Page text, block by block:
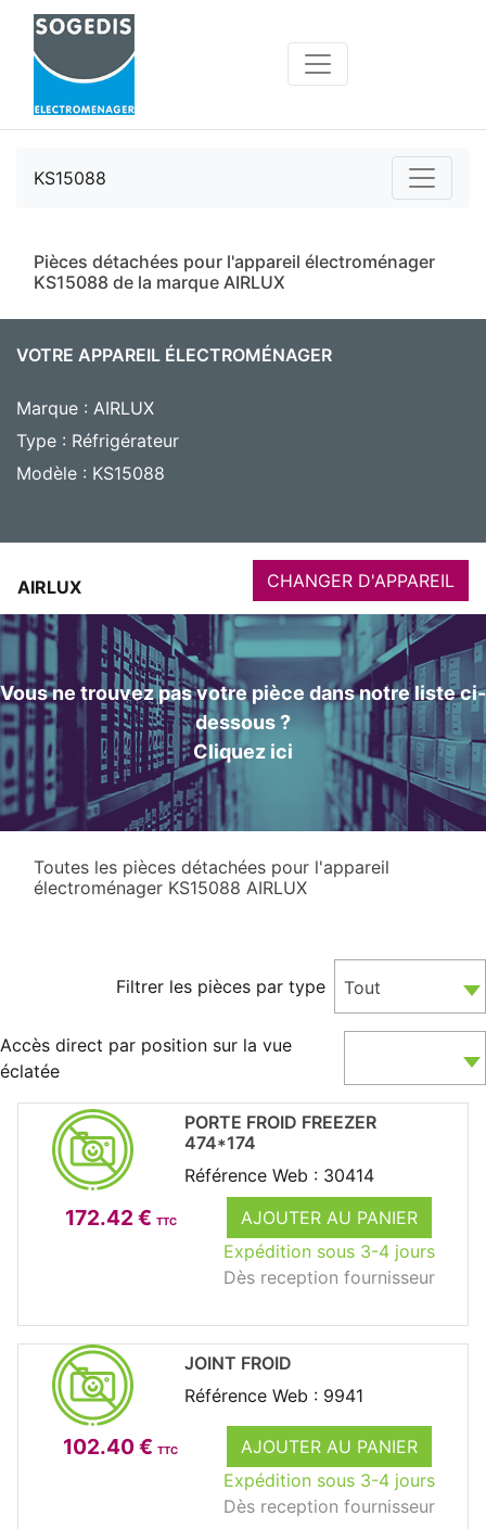
KS15088
Pièces détachées pour l'appareil électroménager
KS15088 de la marque AIRLUX
VOTRE APPAREIL ÉLECTROMÉNAGER
Marque : AIRLUX
Type : Réfrigérateur
Modèle : KS15088
AIRLUX CHANGER D'APPAREIL
Vous ne trouvez pas votre pièce dans notre liste ci-
dessous ?
Cliquez ici
Toutes les pièces détachées pour l'appareil
électroménager KS15088 AIRLUX
Filtrer les pièces par type Tout
Accès direct par position sur la vue
éclatée
172.42 € TTC
AJOUTER AU PANIER
Expédition sous 3-4 jours
Dès reception fournisseur
PORTE FROID FREEZER
474*174
Référence Web : 30414
102.40 € TTC
AJOUTER AU PANIER
Expédition sous 3-4 jours
Dès reception fournisseur
JOINT FROID
Référence Web : 9941